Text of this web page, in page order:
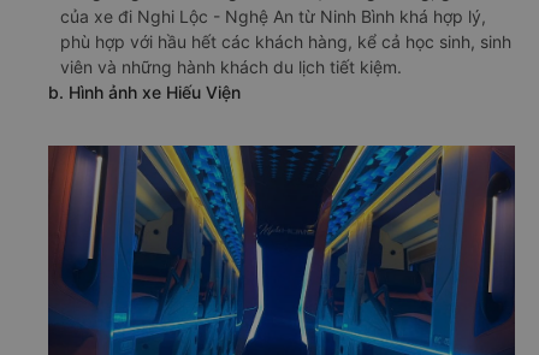
của xe đi Nghi Lộc - Nghệ An từ Ninh Bình khá hợp lý,
phù hợp với hầu hết các khách hàng, kể cả học sinh, sinh
viên và những hành khách du lịch tiết kiệm.
b. Hình ảnh xe Hiếu Viện